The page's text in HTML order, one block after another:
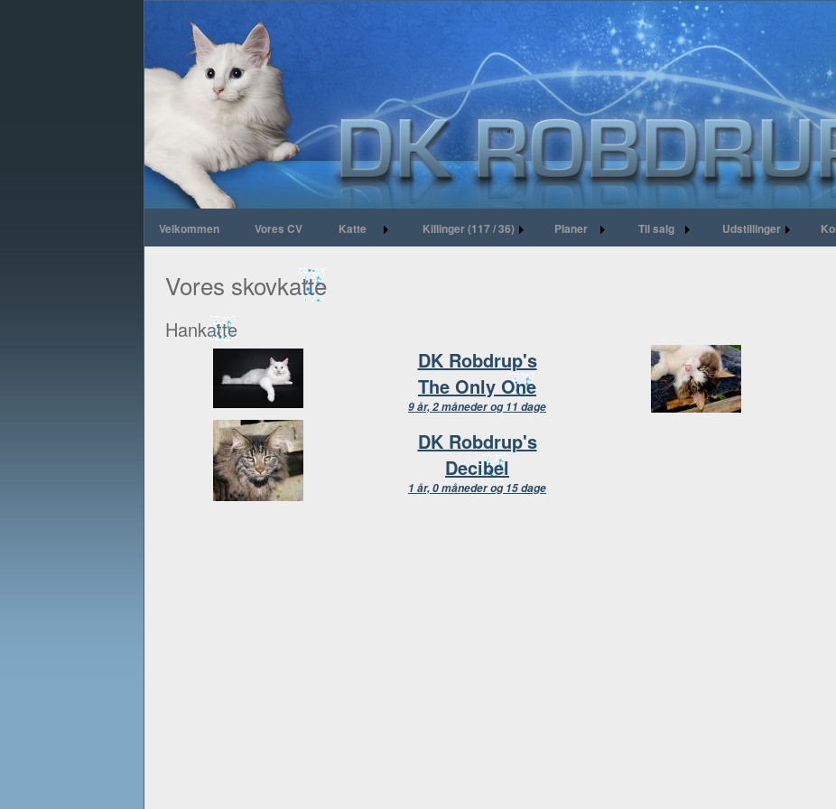
Velkommen Vores CV Katte Killinger (117 / 36) Planer Til salg Udstillinger
Vores skovkatte
Hankatte
DK Robdrup's
The Only One
9 år, 2 måneder og 11 dage
DK Robdrup's
Decibel
1 år, 0 måneder og 15 dage